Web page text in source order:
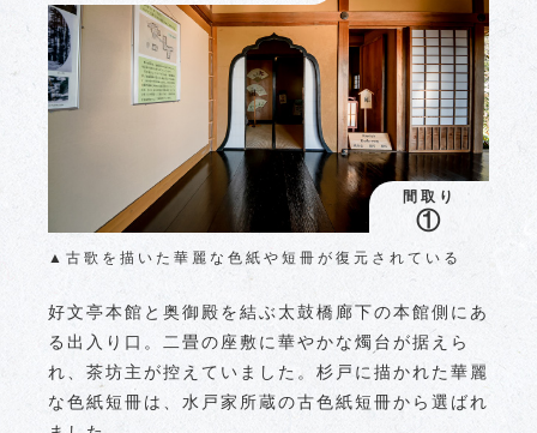
間取り
①
▲古歌を描いた華麗な色紙や短冊が復元されている
好文亭本館と奥御殿を結ぶ太鼓橋廊下の本館側にあ
る出入り口。二畳の座敷に華やかな燭台が据えら
れ、茶坊主が控えていました。杉戸に描かれた華麗
な色紙短冊は、水戸家所蔵の古色紙短冊から選ばれ